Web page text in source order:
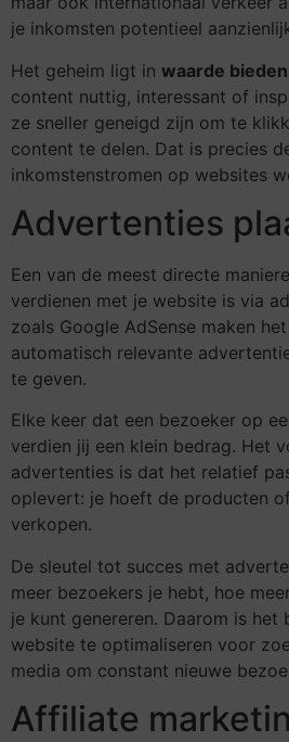
je inkomsten potentieel
Het geheim ligt in waarde bieden
content nuttig, interessant of
ze sneller geneigd zijn om te
content te delen. Dat is precies
inkomstenstromen op websites
Advertenties
Een van de meest directe
verdienen met je website is via
zoals Google AdSense maken
automatisch relevante
te geven.
Elke keer dat een bezoeker op
verdien jij een klein bedrag. Het
advertenties is dat het relatief
oplevert: je hoeft de producten
verkopen.
De sleutel tot succes met
meer bezoekers je hebt, hoe
je kunt genereren. Daarom is het
website te optimaliseren voor
media om constant nieuwe
Affiliate